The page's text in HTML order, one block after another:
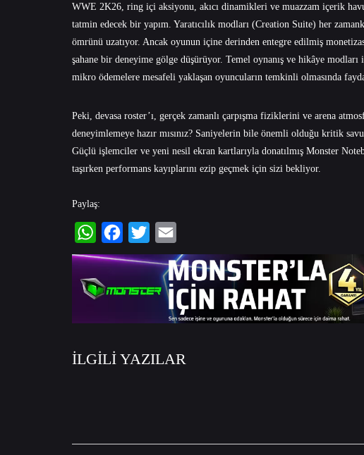
WWE 2K26, ring içi aksiyonu, akıcı dinamikleri ve muazzam içerik
tatmin edecek bir yapım. Yaratıcılık modları (Creation Suite) her
ömrünü uzatıyor. Ancak oyunun içine derinden entegre edilmiş
şahane bir deneyime gölge düşürüyor. Temel oynanış ve hikâye
mikro ödemelere mesafeli yaklaşan oyuncuların temkinli olmasında
Peki, devasa roster’ı, gerçek zamanlı çarpışma fiziklerini ve arena
deneyimlemeye hazır mısınız? Saniyelerin bile önemli olduğu kritik
Güçlü işlemciler ve yeni nesil ekran kartlarıyla donatılmış Monster
taşırken performans kayıplarını ezip geçmek için sizi bekliyor.
Paylaş:
WhatsAppFacebookTwitterEmail
İLGİLİ YAZILAR